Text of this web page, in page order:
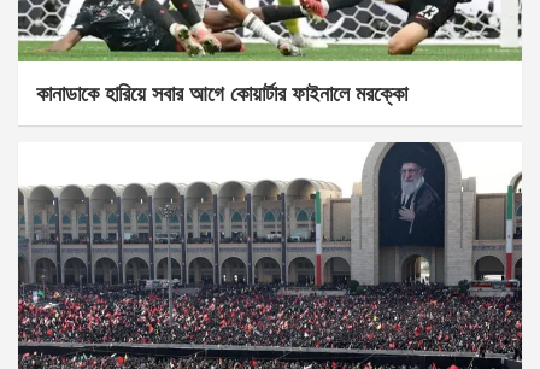
কানাডাকে হারিয়ে সবার আগে কোয়ার্টার ফাইনালে মরক্কো